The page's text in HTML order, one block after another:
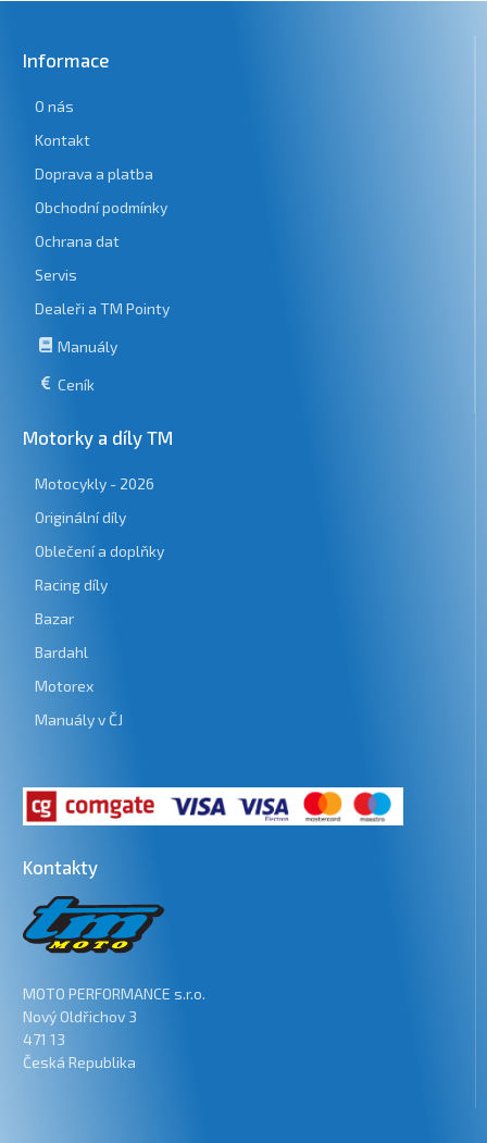
Informace
O nás
Kontakt
Doprava a platba
Obchodní podmínky
Ochrana dat
Servis
Dealeři a TM Pointy
Manuály
Ceník
Motorky a díly TM
Motocykly - 2026
Originální díly
Oblečení a doplňky
Racing díly
Bazar
Bardahl
Motorex
Manuály v ČJ
Kontakty
MOTO PERFORMANCE s.r.o.
Nový Oldřichov 3
471 13
Česká Republika